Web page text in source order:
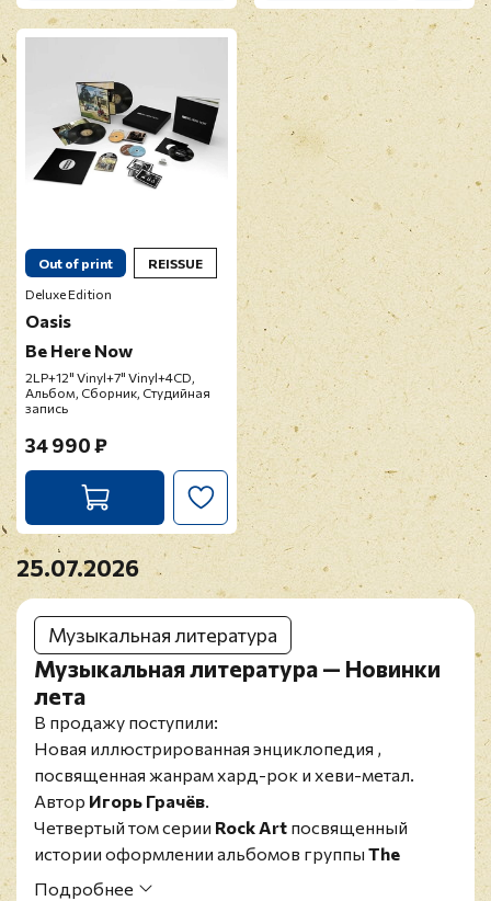
Out of print
REISSUE
Deluxe Edition
Oasis
Be Here Now
2LP+12" Vinyl+7" Vinyl+4CD,
Альбом, Сборник, Студийная
запись
34 990 ₽
25.07.2026
Музыкальная литература
Музыкальная литература — Новинки
лета
В продажу поступили:
Новая иллюстрированная энциклопедия ,
посвященная жанрам хард-рок и хеви-метал.
Автор Игорь Грачёв.
Четвертый том серии Rock Art посвященный
истории оформлении альбомов группы The
Rolling Stones, выпущенных в период с 1964 по
Подробнее